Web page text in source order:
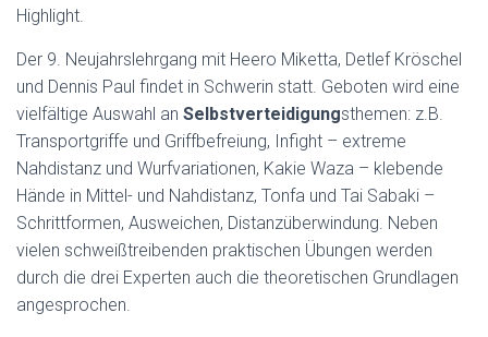
Highlight.
Der 9. Neujahrslehrgang mit Heero Miketta, Detlef Kröschel
und Dennis Paul findet in Schwerin statt. Geboten wird eine
vielfältige Auswahl an Selbstverteidigungsthemen: z.B.
Transportgriffe und Griffbefreiung, Infight – extreme
Nahdistanz und Wurfvariationen, Kakie Waza – klebende
Hände in Mittel- und Nahdistanz, Tonfa und Tai Sabaki –
Schrittformen, Ausweichen, Distanzüberwindung. Neben
vielen schweißtreibenden praktischen Übungen werden
durch die drei Experten auch die theoretischen Grundlagen
angesprochen.